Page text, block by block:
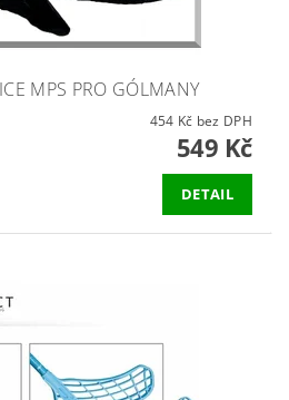
MPS PRO GÓLMANY
454 Kč bez DPH
549 Kč
DETAIL